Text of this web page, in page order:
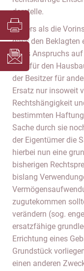
darstelle.
Anders als die
dass den Beklagten
eines Anspruchs
BGB für den
der Besitzer für
Ersatz nur insoweit
Rechtshängigkeit
bestimmten
Sache durch sie
der Eigentümer die
hierbei nun eine
bisherigen
bislang
zugutekommen
verändern (sog.
ersatzfähige
Errichtung eines
Grundstück
einen anderen